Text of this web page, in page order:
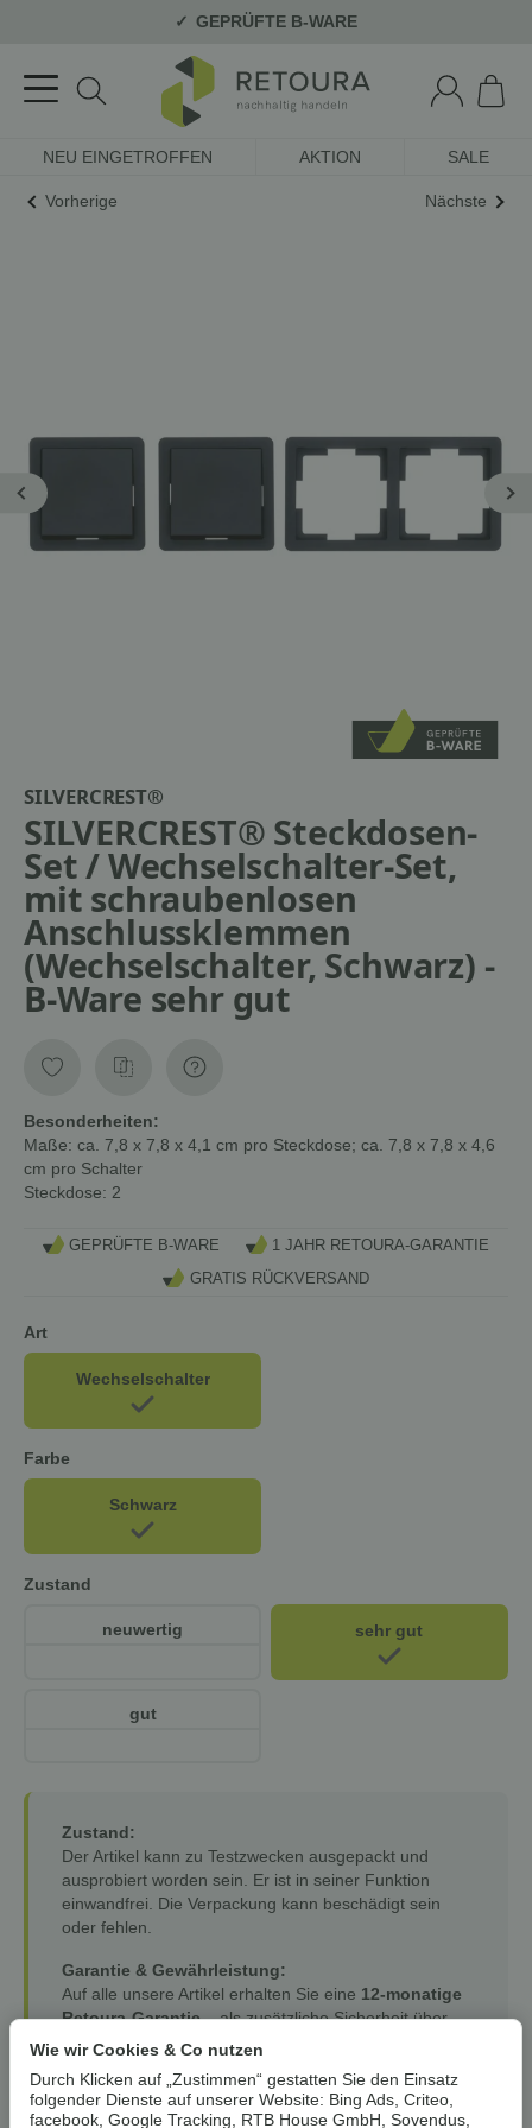
GEPRÜFTE B-WARE
NEU EINGETROFFEN AKTION SALE
Vorherige Nächste
SILVERCREST®
SILVERCREST® Steckdosen-
Set / Wechselschalter-Set,
mit schraubenlosen
Anschlussklemmen
(Wechselschalter, Schwarz) -
B-Ware sehr gut
Besonderheiten:
Maße: ca. 7,8 x 7,8 x 4,1 cm pro Steckdose; ca. 7,8 x 7,8 x 4,6
cm pro Schalter
Steckdose: 2
GEPRÜFTE B-WARE
1 JAHR RETOURA-GARANTIE
GRATIS RÜCKVERSAND
Art
Wechselschalter
Farbe
Schwarz
Zustand
neuwertig sehr gut
gut
Zustand:
Der Artikel kann zu Testzwecken ausgepackt und
ausprobiert worden sein. Er ist in seiner Funktion
einwandfrei. Die Verpackung kann beschädigt sein
oder fehlen.
Garantie & Gewährleistung:
Auf alle unsere Artikel erhalten Sie eine 12-monatige
Retoura-Garantie– als zusätzliche Sicherheit über
den Kauf hinaus. Ihre gesetzlichen
selbstverständlich unberührt.
Wie wir Cookies & Co nutzen
Durch Klicken auf „Zustimmen“ gestatten Sie den Einsatz
folgender Dienste auf unserer Website: Bing Ads, Criteo,
facebook, Google Tracking, RTB House GmbH, Sovendus,